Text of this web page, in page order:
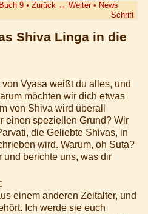
Buch 9 •Zurück ↔ Weiter• News
Schrift
Shiva Linga in die
Vyasa weißt du alles, und
möchten wir dich etwas
von Shiva wird überall
einen speziellen Grund? Wir
die Geliebte Shivas, in
wird. Warum, oh Suta?
und berichte uns, was dir
einem anderen Zeitalter, und
Ich werde sie euch